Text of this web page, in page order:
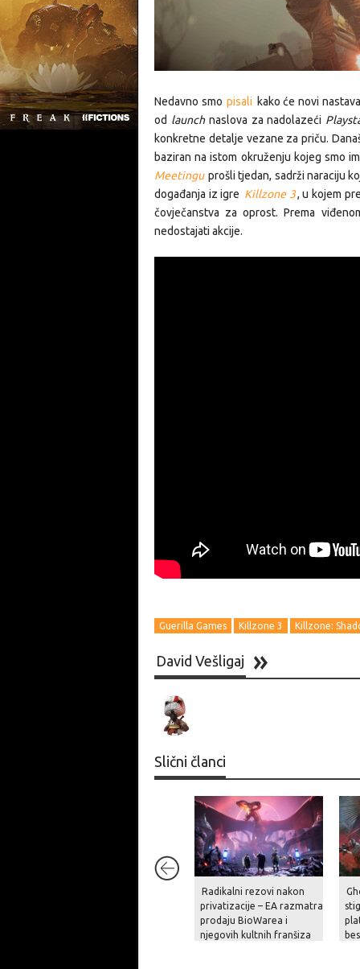
Nedavno smo pisali kako će novi
od launchnaslova za nadolazeći
konkretne detalje vezane za priču.
baziran na istom okruženju kojeg smo
Meetingu prošli tjedan, sadrži naraciju
događanja iz igre Killzone 3, u kojem
čovječanstva za oprost. Prema
nedostajati akcije.
Guerilla Games Killzone 3 Killzone:
David Vešligaj
Slični članci
Radikalni rezovi nakon
privatizacije – EA razmatra
prodaju BioWarea i
njegovih kultnih franšiza